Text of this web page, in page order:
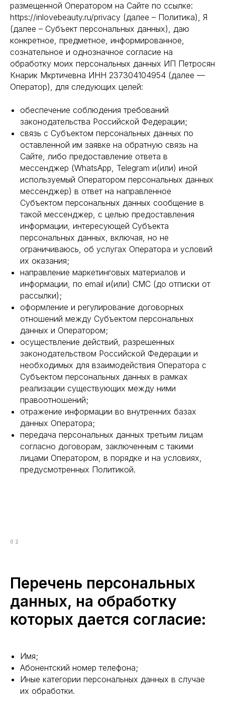
размещенной Оператором на Сайте по ссылке:
https://inlovebeauty.ru/privacy (далее – Политика), Я
(далее – Субъект персональных данных), даю
конкретное, предметное, информированное,
сознательное и однозначное согласие на
обработку моих персональных данных ИП Петросян
Кнарик Мкртичевна ИНН 237304104954 (далее —
Оператор), для следующих целей:
обеспечение соблюдения требований
законодательства Российской Федерации;
связь с Субъектом персональных данных по
оставленной им заявке на обратную связь на
Сайте, либо предоставление ответа в
мессенджер (WhatsApp, Telegram и(или) иной
используемый Оператором персональных данных
мессенджер) в ответ на направленное
Субъектом персональных данных сообщение в
такой мессенджер, с целью предоставления
информации, интересующей Субъекта
персональных данных, включая, но не
ограничиваюсь, об услугах Оператора и условий
их оказания;
направление маркетинговых материалов и
информации, по email и(или) СМС (до отписки от
рассылки);
оформление и регулирование договорных
отношений между Субъектом персональных
данных и Оператором;
осуществление действий, разрешенных
законодательством Российской Федерации и
необходимых для взаимодействия Оператора с
Субъектом персональных данных в рамках
реализации существующих между ними
правоотношений;
отражение информации во внутренних базах
данных Оператора;
передача персональных данных третьим лицам
согласно договорам, заключенным с такими
лицами Оператором, в порядке и на условиях,
предусмотренных Политикой.
02
Перечень персональных
данных, на обработку
которых дается согласие:
Имя;
Абонентский номер телефона;
Иные категории персональных данных в случае
их обработки.